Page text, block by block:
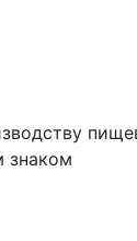
знаком